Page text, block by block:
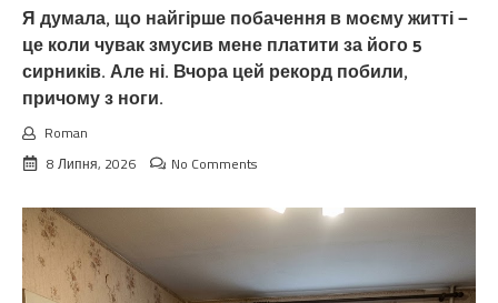
Я думала, що найгірше побачення в моєму житті —
це коли чувак змусив мене платити за його 5
сирників. Але ні. Вчора цей рекорд побили,
причому з ноги.
Roman
8 Липня, 2026
No Comments